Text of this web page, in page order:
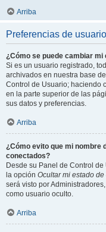
Arriba
Preferencias de
¿Cómo se puede cambiar mi
Si es un usuario registrado,
archivados en nuestra base
Control de Usuario; haciendo
en la parte superior de las
sus datos y preferencias.
Arriba
¿Cómo evito que mi nombre
conectados?
Desde su Panel de Control
la opción Ocultar mi estado
será visto por
como usuario oculto.
Arriba